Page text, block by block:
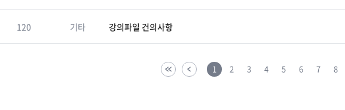
120 기타 강의파일 건의사항
1 2 3 4 5 6 7 8